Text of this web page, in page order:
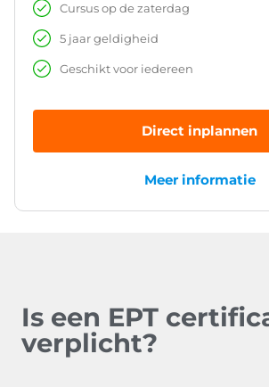
Cursus op de zaterdag
5 jaar geldigheid
Geschikt voor iedereen
Direct inplannen
Meer informatie
Is een EPT
verplicht?